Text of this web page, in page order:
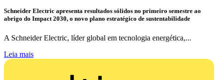
Schneider Electric apresenta resultados sólidos no primeiro semestre ao
abrigo do Impact 2030, o novo plano estratégico de sustentabilidade
A Schneider Electric, líder global em tecnologia energética,...
Leia mais